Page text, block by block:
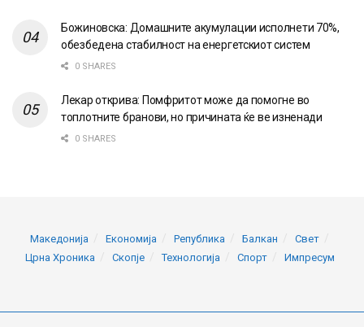
Божиновска: Домашните акумулации исполнети 70%,
обезбедена стабилност на енергетскиот систем
0 SHARES
Лекар открива: Помфритот може да помогне во
топлотните бранови, но причината ќе ве изненади
0 SHARES
Македонија Економија Република Балкан
Свет
Црна Хроника
Скопје Технологија Спорт Импресум